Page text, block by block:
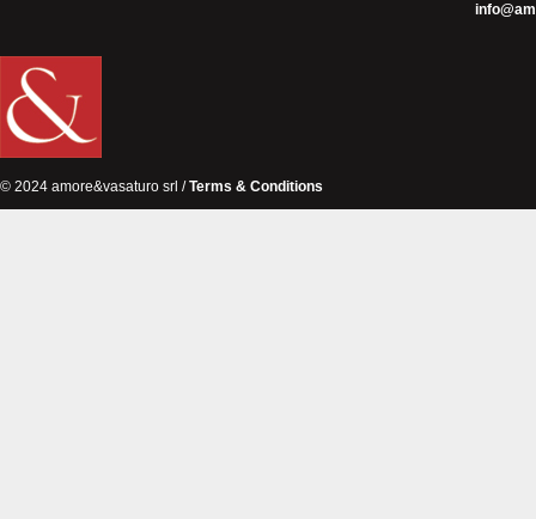
© 2024 amore&vasaturo srl /Terms & Conditions